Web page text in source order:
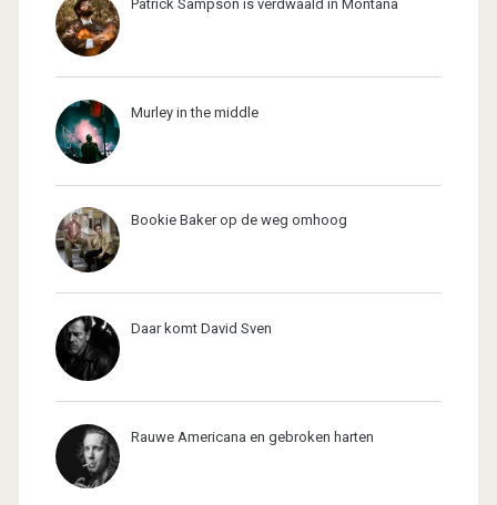
Patrick Sampson is verdwaald in Montana
Murley in the middle
Bookie Baker op de weg omhoog
Daar komt David Sven
Rauwe Americana en gebroken harten